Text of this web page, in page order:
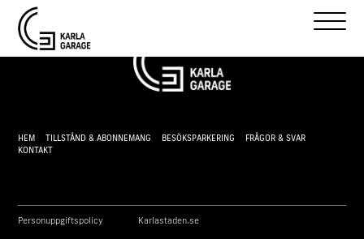
HEM TILLSTÅND & ABONNEMANG BESÖKSPARKERING
FRÅGOR & SVAR
KONTAKT
Personuppgiftspolicy Karlastaden.se